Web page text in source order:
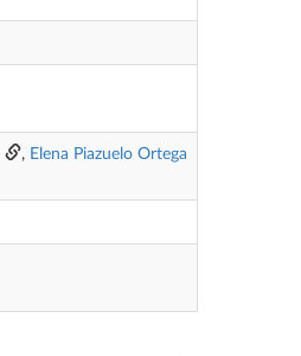
, Elena Piazuelo Ortega